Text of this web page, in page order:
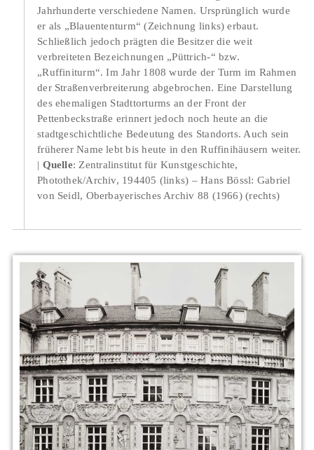
Jahrhunderte verschiedene Namen. Ursprünglich wurde
er als „Blauententurm“ (Zeichnung links) erbaut.
Schließlich jedoch prägten die Besitzer die weit
verbreiteten Bezeichnungen „Püttrich-“ bzw.
„Ruffiniturm“. Im Jahr 1808 wurde der Turm im Rahmen
der Straßenverbreiterung abgebrochen. Eine Darstellung
des ehemaligen Stadttorturms an der Front der
Pettenbeckstraße erinnert jedoch noch heute an die
stadtgeschichtliche Bedeutung des Standorts. Auch sein
früherer Name lebt bis heute in den Ruffinihäusern weiter.
Quelle: Zentralinstitut für Kunstgeschichte,
Photothek/Archiv, 194405 (links) – Hans Bössl: Gabriel
von Seidl, Oberbayerisches Archiv 88 (1966) (rechts)